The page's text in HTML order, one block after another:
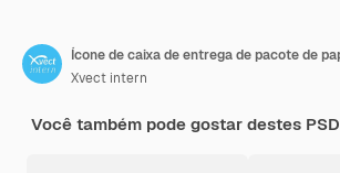
Xvect intern
Você também pode gostar destes PSD